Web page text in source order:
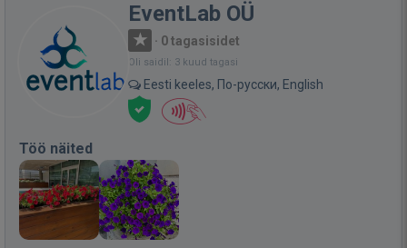
EventLab OÜ
· 0 tagasisidet
Oli saidil: 3 kuud tagasi
Eesti keeles, По-русски, English
Töö näited